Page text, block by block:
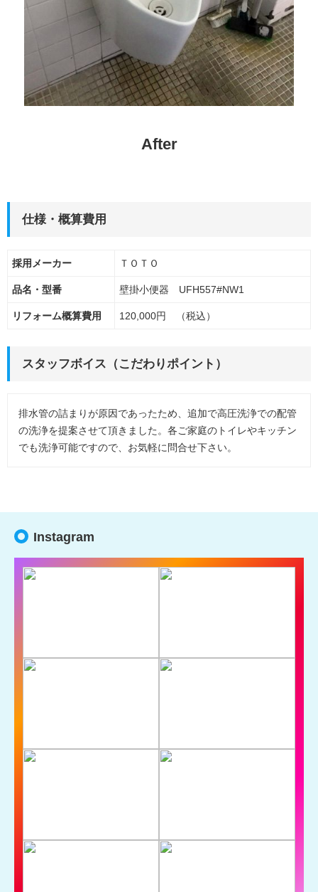
After
仕様・概算費用
採用メーカー ＴＯＴＯ
品名・型番 壁掛小便器 UFH557#NW1
リフォーム概算費用 120,000円 （税込）
スタッフボイス（こだわりポイント）
排水管の詰まりが原因であったため、追加で高圧洗浄での配管
の洗浄を提案させて頂きました。各ご家庭のトイレやキッチン
でも洗浄可能ですので、お気軽に問合せ下さい。
Instagram